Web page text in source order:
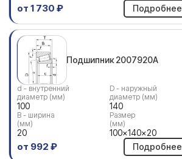
от 1 730 ₽ Подробнее
Подшипник 2007920А
d - внутренний
диаметр (мм)
100
D - наружный
диаметр (мм)
140
В - ширина
(мм)
20
Размер
(мм)
100x140x20
от 992 ₽ Подробнее